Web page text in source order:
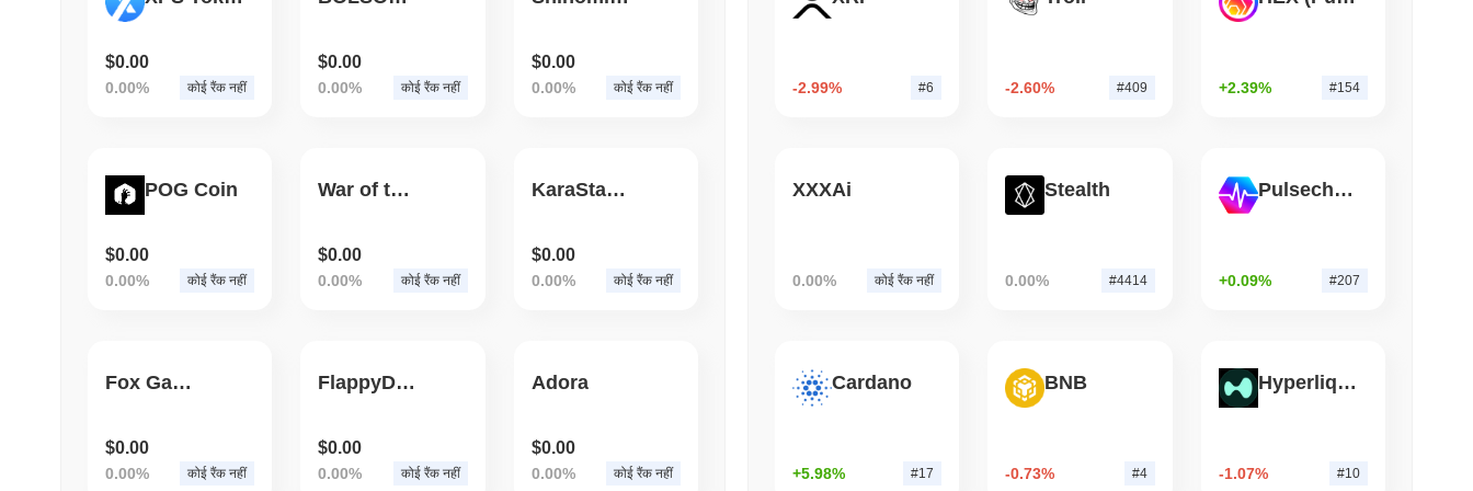
August 05 2026
BitGo ने LayerZero से $15B के निकास के निकट Chainlink को $7.4B का
$0.00
0.00% कोई रैंक नहीं
$0.00
0.00% कोई रैंक नहीं
$0.00
0.00% कोई रैंक नहीं
POG Coin
$0.00
0.00% कोई रैंक नहीं
War of tanks online
$0.00
0.00% कोई रैंक नहीं
KaraStar KARA
$0.00
0.00% कोई रैंक नहीं
Fox Gaming
$0.00
0.00% कोई रैंक नहीं
FlappyDoge
$0.00
0.00% कोई रैंक नहीं
Adora
$0.00
0.00% कोई रैंक नहीं
-2.99% #6 -2.60% #409 +2.39% #154
XXXAi
0.00% कोई रैंक नहीं
Stealth
0.00% #4414
Pulsechain
+0.09% #207
Cardano
+5.98% #17
BNB
-0.73% #4
Hyperliquid
-1.07% #10